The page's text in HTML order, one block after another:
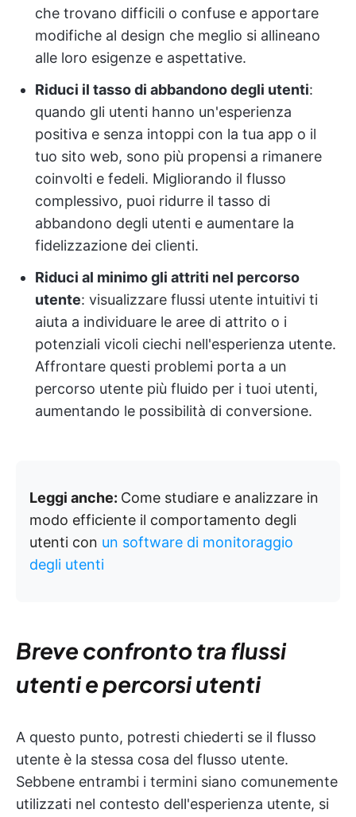
che trovano difficili o confuse e apportare
modifiche al design che meglio si allineano
alle loro esigenze e aspettative.
Riduci il tasso di abbandono degli utenti:
quando gli utenti hanno un'esperienza
positiva e senza intoppi con la tua app o il
tuo sito web, sono più propensi a rimanere
coinvolti e fedeli. Migliorando il flusso
complessivo, puoi ridurre il tasso di
abbandono degli utenti e aumentare la
fidelizzazione dei clienti.
Riduci al minimo gli attriti nel percorso
utente: visualizzare flussi utente intuitivi ti
aiuta a individuare le aree di attrito o i
potenziali vicoli ciechi nell'esperienza utente.
Affrontare questi problemi porta a un
percorso utente più fluido per i tuoi utenti,
aumentando le possibilità di conversione.
Leggi anche: Come studiare e analizzare in
modo efficiente il comportamento degli
utenti con un software di monitoraggio
degli utenti
Breve confronto tra flussi
utenti e percorsi utenti
A questo punto, potresti chiederti se il flusso
utente è la stessa cosa del flusso utente.
Sebbene entrambi i termini siano comunemente
utilizzati nel contesto dell'esperienza utente, si